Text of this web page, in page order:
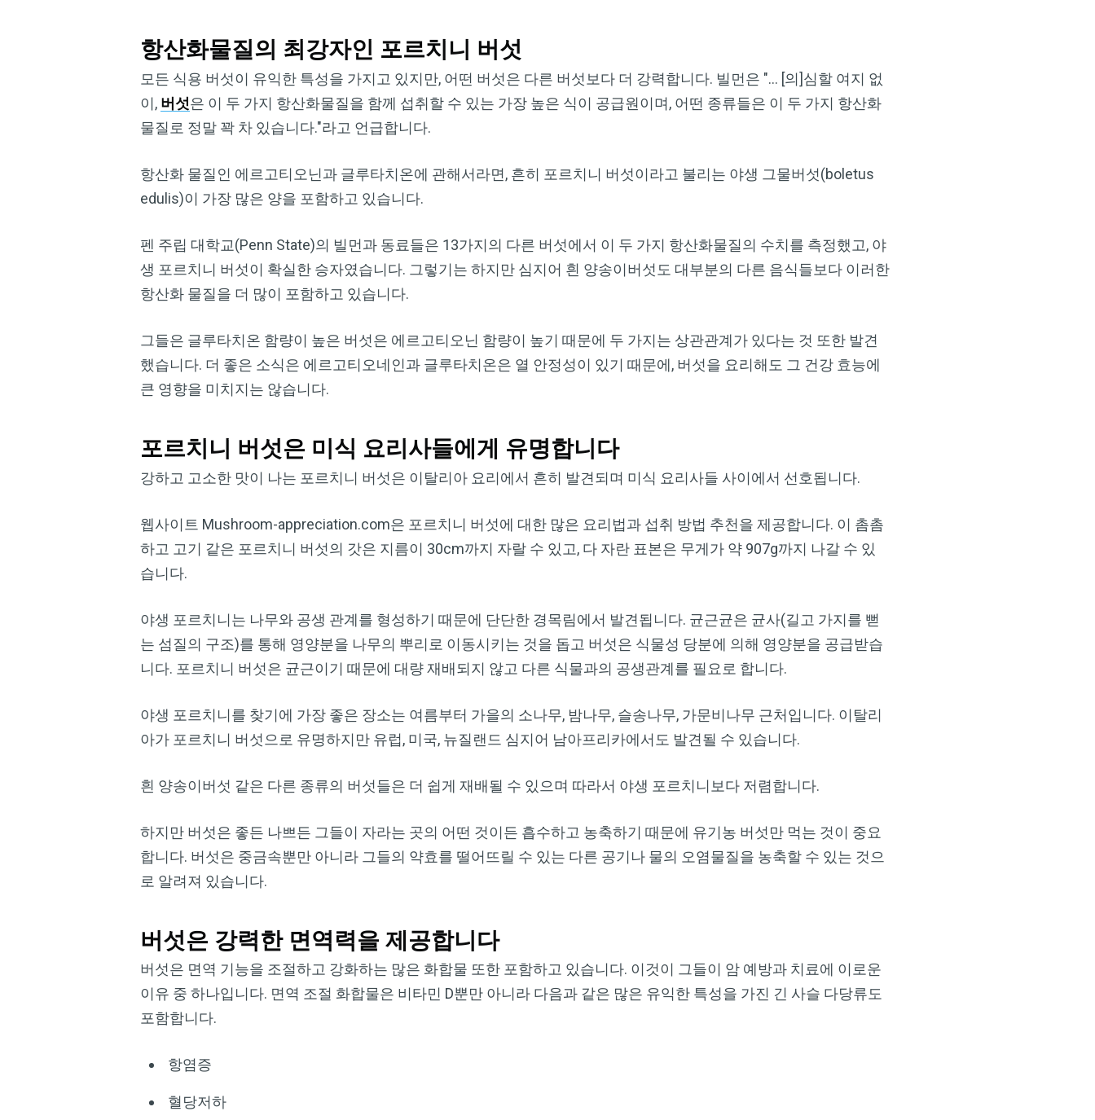
항산화물질의 최강자인 포르치니 버섯
모든 식용 버섯이 유익한 특성을 가지고 있지만, 어떤 버섯은 다른 버섯보다 더 강력합니다. 빌먼은 "… [의]심할 여지 없
이, 버섯은 이 두 가지 항산화물질을 함께 섭취할 수 있는 가장 높은 식이 공급원이며, 어떤 종류들은 이 두 가지 항산화
물질로 정말 꽉 차 있습니다."라고 언급합니다.
항산화 물질인 에르고티오닌과 글루타치온에 관해서라면, 흔히 포르치니 버섯이라고 불리는 야생 그물버섯(boletus
edulis)이 가장 많은 양을 포함하고 있습니다.
펜 주립 대학교(Penn State)의 빌먼과 동료들은 13가지의 다른 버섯에서 이 두 가지 항산화물질의 수치를 측정했고, 야
생 포르치니 버섯이 확실한 승자였습니다. 그렇기는 하지만 심지어 흰 양송이버섯도 대부분의 다른 음식들보다 이러한
항산화 물질을 더 많이 포함하고 있습니다.
그들은 글루타치온 함량이 높은 버섯은 에르고티오닌 함량이 높기 때문에 두 가지는 상관관계가 있다는 것 또한 발견
했습니다. 더 좋은 소식은 에르고티오네인과 글루타치온은 열 안정성이 있기 때문에, 버섯을 요리해도 그 건강 효능에
큰 영향을 미치지는 않습니다.
포르치니 버섯은 미식 요리사들에게 유명합니다
강하고 고소한 맛이 나는 포르치니 버섯은 이탈리아 요리에서 흔히 발견되며 미식 요리사들 사이에서 선호됩니다.
웹사이트 Mushroom-appreciation.com은 포르치니 버섯에 대한 많은 요리법과 섭취 방법 추천을 제공합니다. 이 촘촘
하고 고기 같은 포르치니 버섯의 갓은 지름이 30cm까지 자랄 수 있고, 다 자란 표본은 무게가 약 907g까지 나갈 수 있
습니다.
야생 포르치니는 나무와 공생 관계를 형성하기 때문에 단단한 경목림에서 발견됩니다. 균근균은 균사(길고 가지를 뻗
는 섬질의 구조)를 통해 영양분을 나무의 뿌리로 이동시키는 것을 돕고 버섯은 식물성 당분에 의해 영양분을 공급받습
니다. 포르치니 버섯은 균근이기 때문에 대량 재배되지 않고 다른 식물과의 공생관계를 필요로 합니다.
야생 포르치니를 찾기에 가장 좋은 장소는 여름부터 가을의 소나무, 밤나무, 슬송나무, 가문비나무 근처입니다. 이탈리
아가 포르치니 버섯으로 유명하지만 유럽, 미국, 뉴질랜드 심지어 남아프리카에서도 발견될 수 있습니다.
흰 양송이버섯 같은 다른 종류의 버섯들은 더 쉽게 재배될 수 있으며 따라서 야생 포르치니보다 저렴합니다.
하지만 버섯은 좋든 나쁘든 그들이 자라는 곳의 어떤 것이든 흡수하고 농축하기 때문에 유기농 버섯만 먹는 것이 중요
합니다. 버섯은 중금속뿐만 아니라 그들의 약효를 떨어뜨릴 수 있는 다른 공기나 물의 오염물질을 농축할 수 있는 것으
로 알려져 있습니다.
버섯은 강력한 면역력을 제공합니다
버섯은 면역 기능을 조절하고 강화하는 많은 화합물 또한 포함하고 있습니다. 이것이 그들이 암 예방과 치료에 이로운
이유 중 하나입니다. 면역 조절 화합물은 비타민 D뿐만 아니라 다음과 같은 많은 유익한 특성을 가진 긴 사슬 다당류도
포함합니다.
항염증
혈당저하
Dr. Mercola의 자연 건강 뉴스레터를 무
료로 구독하세요
검열이나 전자정보 감시 없는 제대로 된 자연 건강 정보를 자유
롭게 확인하실 수 있습니다. Dr. Mercola와 함께 개인정보와 표
개인정보 보호 정책 보기